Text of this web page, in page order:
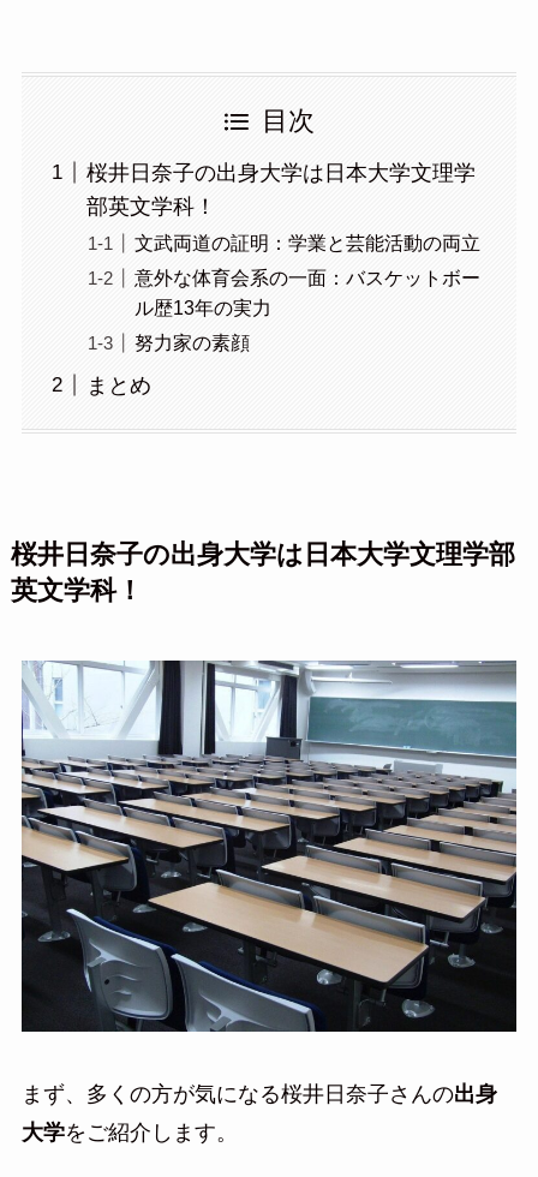
目次
桜井日奈子の出身大学は日本大学文理学
部英文学科！
文武両道の証明：学業と芸能活動の両立
意外な体育会系の一面：バスケットボー
ル歴13年の実力
努力家の素顔
まとめ
桜井日奈子の出身大学は日本大学文理学部
英文学科！
まず、多くの方が気になる桜井日奈子さんの出身
大学をご紹介します。